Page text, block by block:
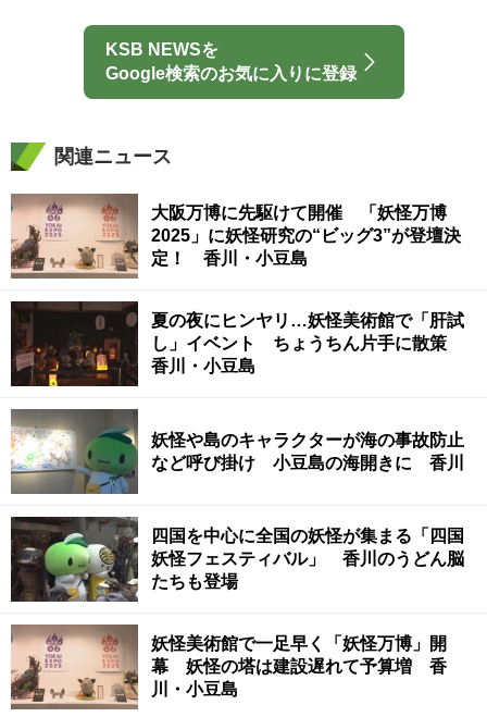
KSB NEWSを
Google検索のお気に入りに登録
関連ニュース
大阪万博に先駆けて開催 「妖怪万博
2025」に妖怪研究の“ビッグ3”が登壇決
定！ 香川・小豆島
夏の夜にヒンヤリ…妖怪美術館で「肝試
し」イベント ちょうちん片手に散策
香川・小豆島
妖怪や島のキャラクターが海の事故防止
など呼び掛け 小豆島の海開きに 香川
四国を中心に全国の妖怪が集まる「四国
妖怪フェスティバル」 香川のうどん脳
たちも登場
妖怪美術館で一足早く「妖怪万博」開
幕 妖怪の塔は建設遅れて予算増 香
川・小豆島